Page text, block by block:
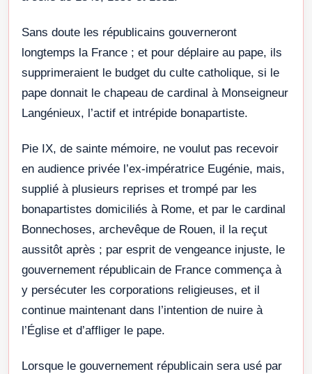
Sans doute les républicains gouverneront
longtemps la France ; et pour déplaire au pape, ils
supprimeraient le budget du culte catholique, si le
pape donnait le chapeau de cardinal à Monseigneur
Langénieux, l’actif et intrépide bonapartiste.
Pie IX, de sainte mémoire, ne voulut pas recevoir
en audience privée l’ex-impératrice Eugénie, mais,
supplié à plusieurs reprises et trompé par les
bonapartistes domiciliés à Rome, et par le cardinal
Bonnechoses, archevêque de Rouen, il la reçut
aussitôt après ; par esprit de vengeance injuste, le
gouvernement républicain de France commença à
y persécuter les corporations religieuses, et il
continue maintenant dans l’intention de nuire à
l’Église et d’affliger le pape.
Lorsque le gouvernement républicain sera usé par